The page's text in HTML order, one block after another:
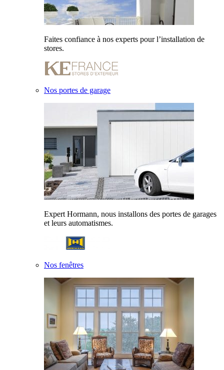
Faites confiance à nos experts pour l’installation de
stores.
Nos portes de garage
Expert Hormann, nous installons des portes de garages
et leurs automatismes.
Nos fenêtres